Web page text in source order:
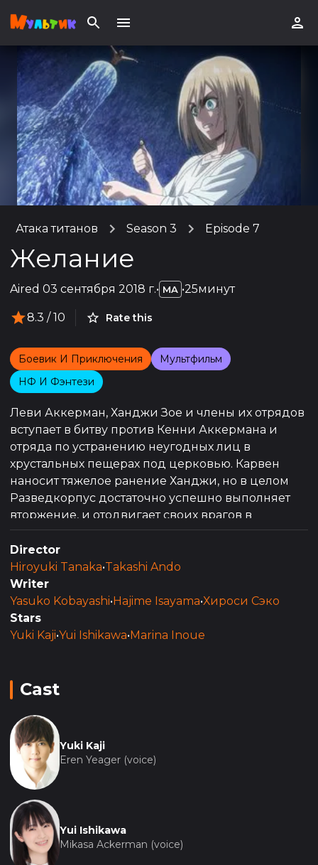
Атака титанов Season 3 Episode 7
Желание
Aired 03 сентября 2018 г.• MA •25минут
8.3 / 10 Rate this
Боевик И Приключения
Мультфильм
НФ И Фэнтези
Леви Аккерман, Ханджи Зое и члены их отрядов
вступает в битву против Кенни Аккермана и
отряда по устранению неугодных лиц в
хрустальных пещерах под церковью. Карвен
наносит тяжелое ранение Ханджи, но в целом
Разведкорпус достаточно успешно выполняет
вторжение, и отодвигает своих врагов в
последнюю линию обороны.
Director
Hiroyuki Tanaka•Takashi Ando
Writer
Yasuko Kobayashi• Hajime Isayama•Хироси Сэко
Stars
Yuki Kaji•Yui Ishikawa• Marina Inoue
Cast
Yuki Kaji
Eren Yeager (voice)
Yui Ishikawa
Mikasa Ackerman (voice)